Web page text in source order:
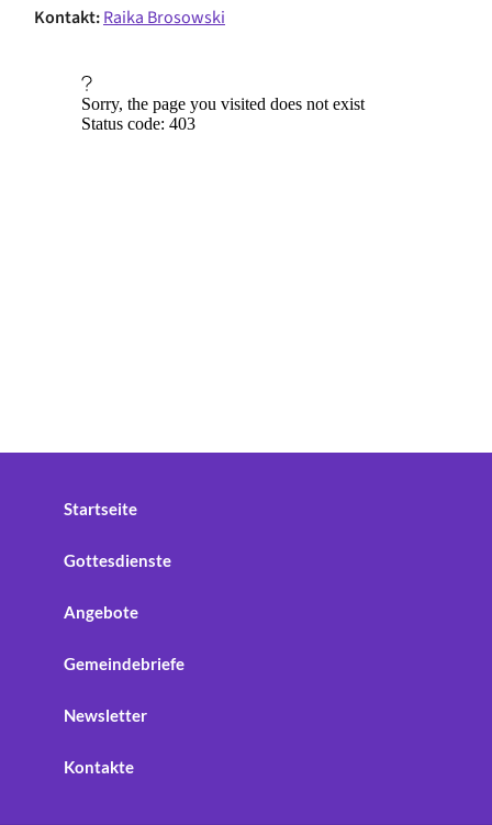
Kontakt:Raika Brosowski
Startseite
Gottesdienste
Angebote
Gemeindebriefe
Newsletter
Kontakte